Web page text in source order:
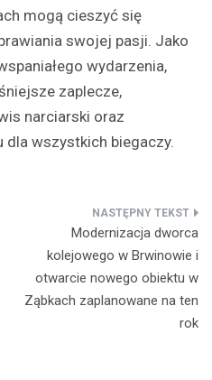
mogą cieszyć się
swojej pasji. Jako
wydarzenia,
zaplecze,
narciarski oraz
wszystkich biegaczy.
Modernizacja dworca
kolejowego w Brwinowie i
otwarcie nowego obiektu w
Ząbkach zaplanowane na ten
rok